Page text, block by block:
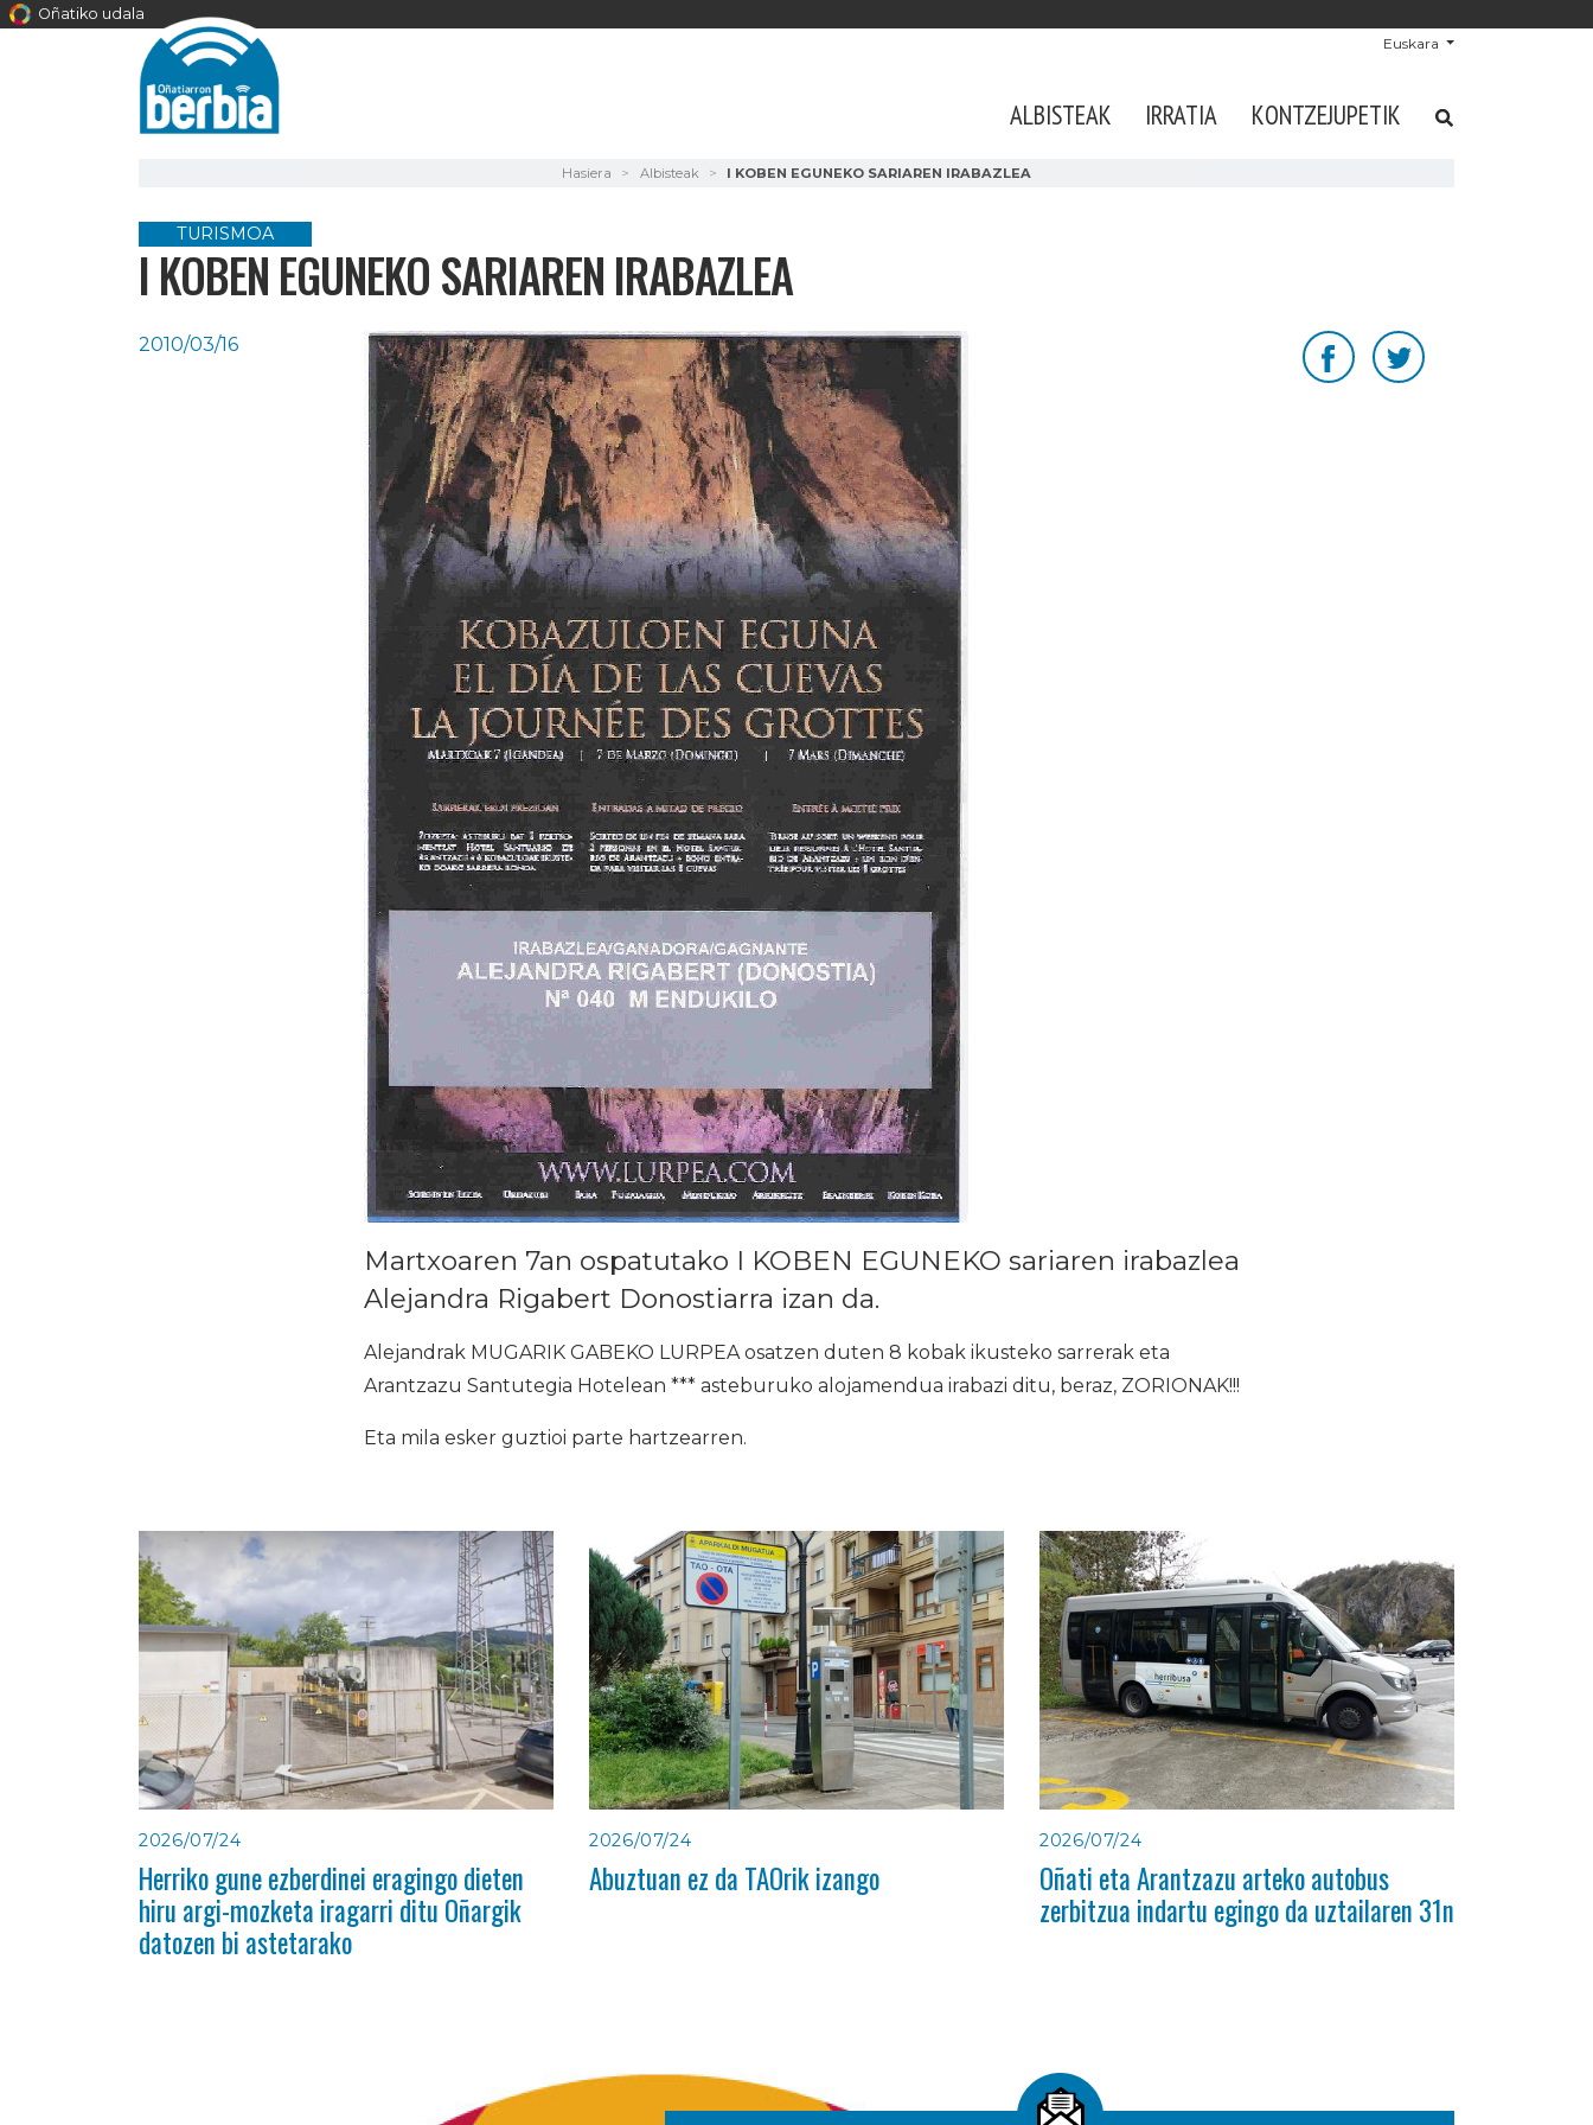
Oñatiko udala
Euskara
ALBISTEAK IRRATIA KONTZEJUPETIK
Hasiera Albisteak I KOBEN EGUNEKO SARIAREN IRABAZLEA
TURISMOA
I KOBEN EGUNEKO SARIAREN IRABAZLEA
2010/03/16
Martxoaren 7an ospatutako I KOBEN EGUNEKO sariaren irabazlea
Alejandra Rigabert Donostiarra izan da.
Alejandrak MUGARIK GABEKO LURPEA osatzen duten 8 kobak ikusteko sarrerak eta
Arantzazu Santutegia Hotelean *** asteburuko alojamendua irabazi ditu, beraz, ZORIONAK!!!
Eta mila esker guztioi parte hartzearren.
2026/07/24
Herriko gune ezberdinei eragingo dieten
hiru argi-mozketa iragarri ditu Oñargik
datozen bi astetarako
2026/07/24
Abuztuan ez da TAOrik izango
2026/07/24
Oñati eta Arantzazu arteko autobus
zerbitzua indartu egingo da uztailaren 31n